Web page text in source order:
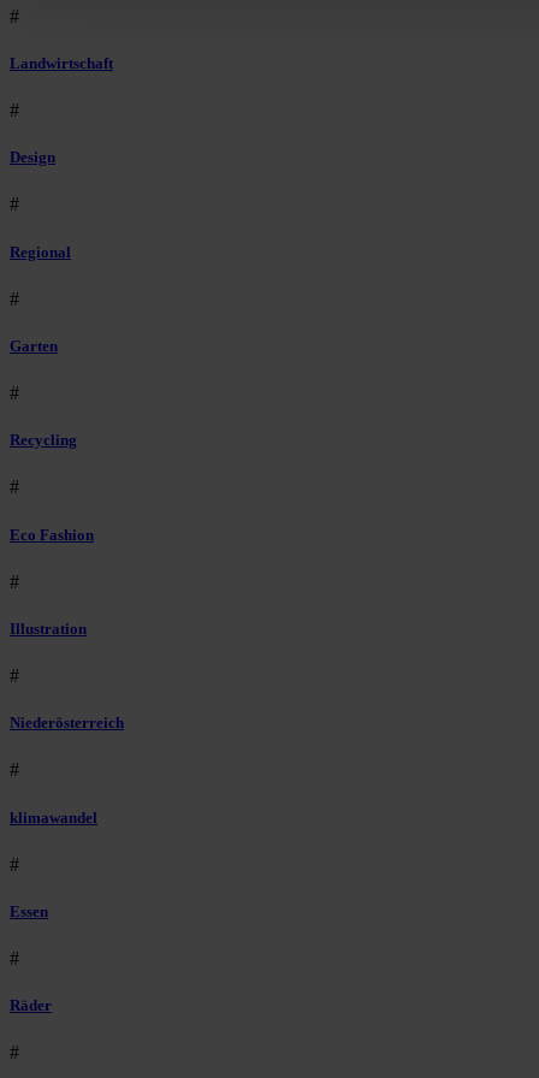
#
Landwirtschaft
#
Design
#
Regional
#
Garten
#
Recycling
#
Eco Fashion
#
Illustration
#
Niederösterreich
#
klimawandel
#
Essen
#
Räder
#